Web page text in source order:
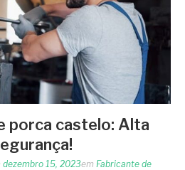
porca castelo: Alta
dezembro 15, 2023em Fabricante de